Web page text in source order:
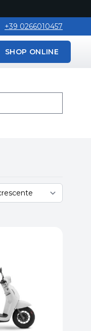
+39 0266010457
SHOP ONLINE